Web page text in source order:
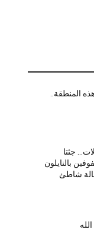
المنطقة..
جثتا
بالنايلون
شاطئ